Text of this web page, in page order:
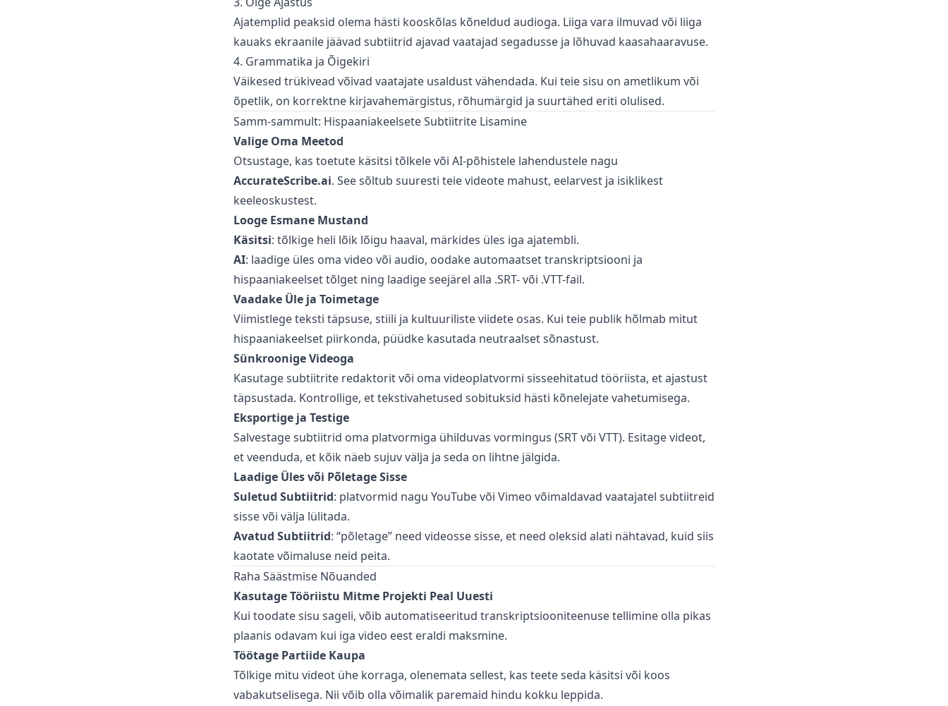
Ajatemplid peaksid olema hästi kooskõlas kõneldud audioga. Liiga vara ilmuvad või liiga
kauaks ekraanile jäävad subtiitrid ajavad vaatajad segadusse ja lõhuvad kaasahaaravuse.
4. Grammatika ja Õigekiri
Väikesed trükivead võivad vaatajate usaldust vähendada. Kui teie sisu on ametlikum või
õpetlik, on korrektne kirjavahemärgistus, rõhumärgid ja suurtähed eriti olulised.
Samm-sammult: Hispaaniakeelsete Subtiitrite Lisamine
Valige Oma Meetod
Otsustage, kas toetute käsitsi tõlkele või AI-põhistele lahendustele nagu
AccurateScribe.ai. See sõltub suuresti teie videote mahust, eelarvest ja isiklikest
keeleoskustest.
Looge Esmane Mustand
Käsitsi: tõlkige heli lõik lõigu haaval, märkides üles iga ajatembli.
AI: laadige üles oma video või audio, oodake automaatset transkriptsiooni ja
hispaaniakeelset tõlget ning laadige seejärel alla .SRT- või .VTT-fail.
Vaadake Üle ja Toimetage
Viimistlege teksti täpsuse, stiili ja kultuuriliste viidete osas. Kui teie publik hõlmab mitut
hispaaniakeelset piirkonda, püüdke kasutada neutraalset sõnastust.
Sünkroonige Videoga
Kasutage subtiitrite redaktorit või oma videoplatvormi sisseehitatud tööriista, et ajastust
täpsustada. Kontrollige, et tekstivahetused sobituksid hästi kõnelejate vahetumisega.
Eksportige ja Testige
Salvestage subtiitrid oma platvormiga ühilduvas vormingus (SRT või VTT). Esitage videot,
et veenduda, et kõik näeb sujuv välja ja seda on lihtne jälgida.
Laadige Üles või Põletage Sisse
Suletud Subtiitrid: platvormid nagu YouTube või Vimeo võimaldavad vaatajatel subtiitreid
sisse või välja lülitada.
Avatud Subtiitrid: “põletage” need videosse sisse, et need oleksid alati nähtavad, kuid siis
kaotate võimaluse neid peita.
Raha Säästmise Nõuanded
Kasutage Tööriistu Mitme Projekti Peal Uuesti
Kui toodate sisu sageli, võib automatiseeritud transkriptsiooniteenuse tellimine olla pikas
plaanis odavam kui iga video eest eraldi maksmine.
Töötage Partiide Kaupa
Tõlkige mitu videot ühe korraga, olenemata sellest, kas teete seda käsitsi või koos
vabakutselisega. Nii võib olla võimalik paremaid hindu kokku leppida.